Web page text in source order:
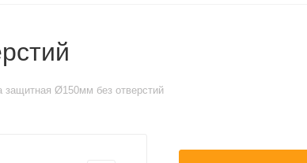
защитная Ø150мм без отверстий